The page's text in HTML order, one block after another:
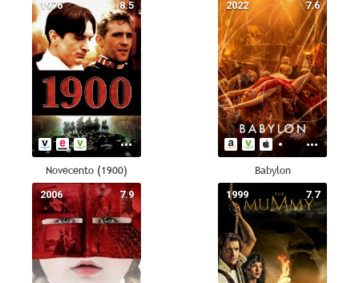
8.5
1976
Novecento (1900)
7.6
2022
Babylon
7.9
2006 7.7
1999